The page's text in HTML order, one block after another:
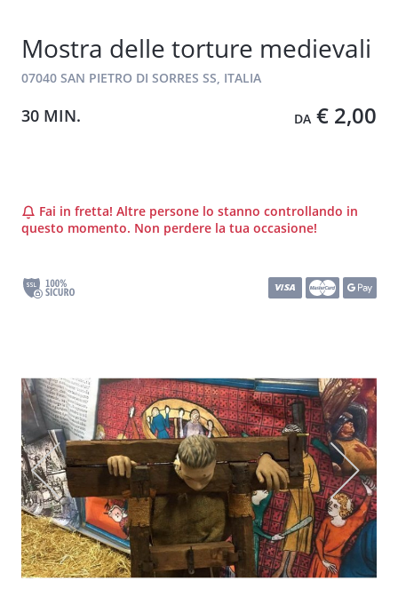
Mostra delle torture medievali
07040 SAN PIETRO DI SORRES SS, ITALIA
DA € 2,00
30 MIN.
Fai in fretta! Altre persone lo stanno controllando in
questo momento. Non perdere la tua occasione!